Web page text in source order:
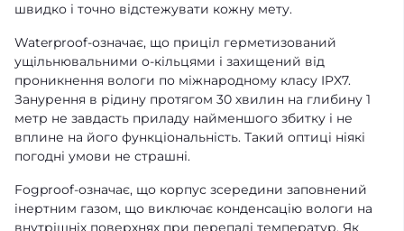
швидко і точно відстежувати кожну мету.
Waterproof-означає, що приціл герметизований
ущільнювальними о-кільцями і захищений від
проникнення вологи по міжнародному класу IPX7.
Занурення в рідину протягом 30 хвилин на глибину 1
метр не завдасть приладу найменшого збитку і не
вплине на його функціональність. Такий оптиці ніякі
погодні умови не страшні.
Fogproof-означає, що корпус зсередини заповнений
інертним газом, що виключає конденсацію вологи на
внутрішніх поверхнях при перепаді температур. Як